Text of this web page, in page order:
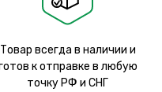
Товар всегда в наличии и
к отправке в любую
точку РФ и СНГ